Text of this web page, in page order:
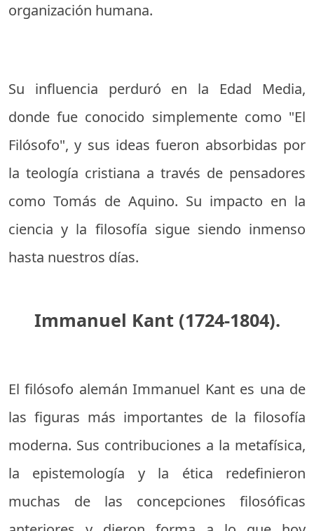
organización humana.
Su influencia perduró en la Edad Media,
donde fue conocido simplemente como "El
Filósofo", y sus ideas fueron absorbidas por
la teología cristiana a través de pensadores
como Tomás de Aquino. Su impacto en la
ciencia y la filosofía sigue siendo inmenso
hasta nuestros días.
Immanuel Kant (1724-1804).
El filósofo alemán Immanuel Kant es una de
las figuras más importantes de la filosofía
moderna. Sus contribuciones a la metafísica,
la epistemología y la ética redefinieron
muchas de las concepciones filosóficas